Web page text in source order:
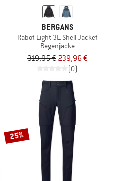
Pants
BERGANS
Rabot Light 3L Shell Jacket
Regenjacke
319,95 € 239,96 €
(0)
25%